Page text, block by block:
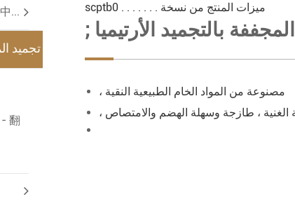
...
تجميد
翻
scptb0 . . . . . . . ميزات المنتج من نسخة
; المجففة بالتجميد الأرتيميا
، مصنوعة من المواد الخام الطبيعية النقية
الغنية ، طازجة وسهلة الهضم والامتصاص